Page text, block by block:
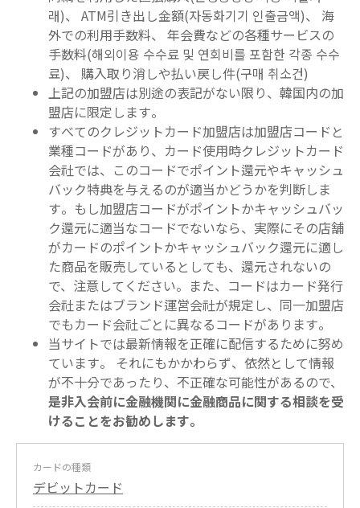
래)、 ATM引き出し金額(자동화기기 인출금액)、 海
外での利用手数料、 年会費などの各種サービスの
手数料(해외이용 수수료 및 연회비를 포함한 각종 수수
료)、 購入取り消しや払い戻し件(구매 취소건)
上記の加盟店は別途の表記がない限り、韓国内の加
盟店に限定します。
すべてのクレジットカード加盟店は加盟店コードと
業種コードがあり、カード使用時クレジットカード
会社では、このコードでポイント還元やキャッシュ
バック特典を与えるのが適当かどうかを判断しま
す。もし加盟店コードがポイントかキャッシュバッ
ク還元に適当なコードでないなら、実際にその店舗
がカードのポイントかキャッシュバック還元に適し
た商品を販売しているとしても、還元されないの
で、注意してください。また、コードはカード発行
会社またはブランド運営会社が規定し、同一加盟店
でもカード会社ごとに異なるコードがあります。
当サイトでは最新情報を正確に配信するために努め
ています。 それにもかかわらず、依然として情報
が不十分であったり、不正確な可能性があるので、
是非入会前に金融機関に金融商品に関する相談を受
けることをお勧めします。
カードの種類
デビットカード